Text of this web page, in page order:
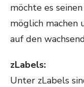
möchte es
möglich machen
auf den
zLabels:
Unter zLabels